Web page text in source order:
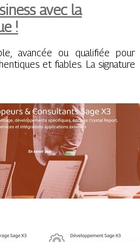
avec la
!
avancée ou qualifiée pour
et fiables. La signature